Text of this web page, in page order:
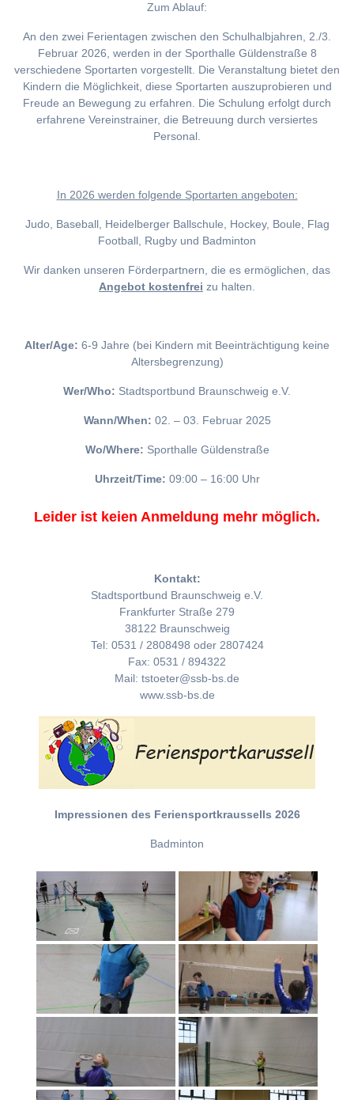
Zum Ablauf:
An den zwei Ferientagen zwischen den Schulhalbjahren, 2./3.
Februar 2026, werden in der Sporthalle Güldenstraße 8
verschiedene Sportarten vorgestellt. Die Veranstaltung bietet den
Kindern die Möglichkeit, diese Sportarten auszuprobieren und
Freude an Bewegung zu erfahren. Die Schulung erfolgt durch
erfahrene Vereinstrainer, die Betreuung durch versiertes
Personal.
In 2026 werden folgende Sportarten angeboten:
Judo, Baseball, Heidelberger Ballschule, Hockey, Boule, Flag
Football, Rugby und Badminton
Wir danken unseren Förderpartnern, die es ermöglichen, das
Angebot kostenfrei zu halten.
Alter/Age: 6-9 Jahre (bei Kindern mit Beeinträchtigung keine
Altersbegrenzung)
Wer/Who: Stadtsportbund Braunschweig e.V.
Wann/When: 02. – 03. Februar 2025
Wo/Where: Sporthalle Güldenstraße
Uhrzeit/Time: 09:00 – 16:00 Uhr
Leider ist keien Anmeldung mehr möglich.
Kontakt:
Stadtsportbund Braunschweig e.V.
Frankfurter Straße 279
38122 Braunschweig
Tel: 0531 / 2808498 oder 2807424
Fax: 0531 / 894322
Mail: tstoeter@ssb-bs.de
www.ssb-bs.de
Impressionen des Feriensportkraussells 2026
Badminton